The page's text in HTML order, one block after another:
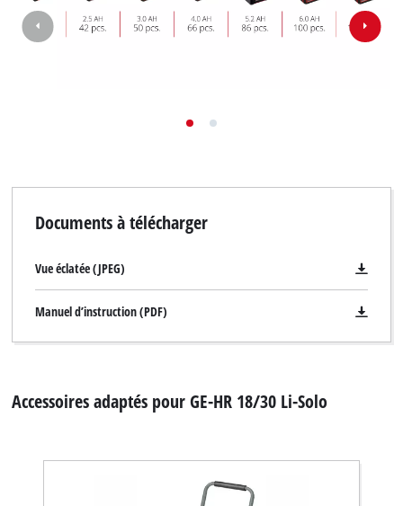
Documents à télécharger
Vue éclatée (JPEG)
Manuel d’instruction (PDF)
Accessoires adaptés pour GE-HR 18/30 Li-Solo